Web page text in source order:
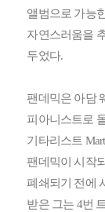
앨범으로 가능
자연스러움을
두었다.
팬데믹은 아담
피아니스트로
기타리스트
팬데믹이 시작
폐쇄되기 전에
받은 그는 4번